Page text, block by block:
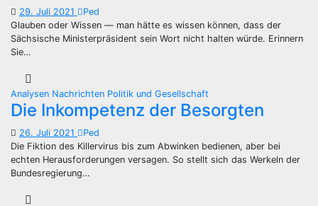
29. Juli 2021
Ped
Glauben oder Wissen — man hätte es wissen können, dass der
Sächsische Ministerpräsident sein Wort nicht halten würde. Erinnern
Sie…
Analysen Nachrichten Politik und Gesellschaft
Die Inkompetenz der Besorgten
26. Juli 2021
Ped
Die Fiktion des Killervirus bis zum Abwinken bedienen, aber bei
echten Herausforderungen versagen. So stellt sich das Werkeln der
Bundesregierung…